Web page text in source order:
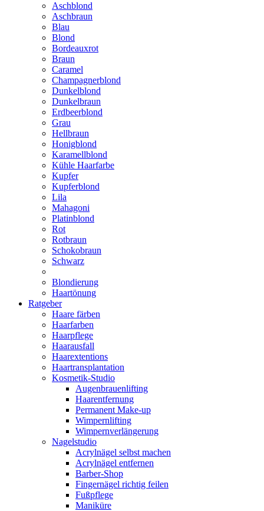
Aschblond
Aschbraun
Blau
Blond
Bordeauxrot
Braun
Caramel
Champagnerblond
Dunkelblond
Dunkelbraun
Erdbeerblond
Grau
Hellbraun
Honigblond
Karamellblond
Kühle Haarfarbe
Kupfer
Kupferblond
Lila
Mahagoni
Platinblond
Rot
Rotbraun
Schokobraun
Schwarz
Blondierung
Haartönung
Ratgeber
Haare färben
Haarfarben
Haarpflege
Haarausfall
Haarextentions
Haartransplantation
Kosmetik-Studio
Augenbrauenlifting
Haarentfernung
Permanent Make-up
Wimpernlifting
Wimpernverlängerung
Nagelstudio
Acrylnägel selbst machen
Acrylnägel entfernen
Barber-Shop
Fingernägel richtig feilen
Fußpflege
Maniküre